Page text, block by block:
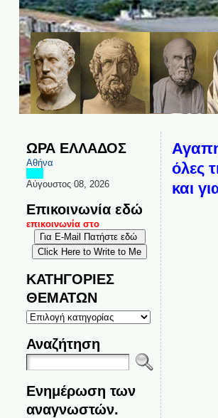
ΩΡΑ ΕΛΛΑΔΟΣ
Αθήνα
Αύγουστος 08, 2026
Επικοινωνία εδώ
επικοινωνία στο
ΚΑΤΗΓΟΡΙΕΣ
ΘΕΜΑΤΩΝ
ΚΑΤΗΓΟΡΙΕΣ
ΘΕΜΑΤΩΝ
Αναζήτηση
Ενημέρωση των
αναγνωστών.
όλες
και